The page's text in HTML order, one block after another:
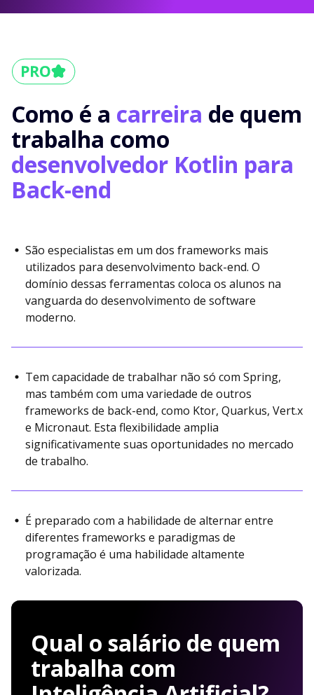
Como é a carreira de quem
trabalha como
desenvolvedor Kotlin para
Back-end
São especialistas em um dos frameworks mais
utilizados para desenvolvimento back-end. O
domínio dessas ferramentas coloca os alunos na
vanguarda do desenvolvimento de software
moderno.
Tem capacidade de trabalhar não só com Spring,
mas também com uma variedade de outros
frameworks de back-end, como Ktor, Quarkus, Vert.x
e Micronaut. Esta flexibilidade amplia
significativamente suas oportunidades no mercado
de trabalho.
É preparado com a habilidade de alternar entre
diferentes frameworks e paradigmas de
programação é uma habilidade altamente
valorizada.
Qual o salário de quem
trabalha com